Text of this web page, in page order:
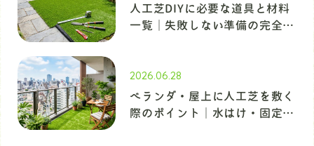
人工芝DIYに必要な道具と材料
一覧｜失敗しない準備の完全ガ
2026.06.28
ベランダ・屋上に人工芝を敷く
際のポイント｜水はけ・固定・